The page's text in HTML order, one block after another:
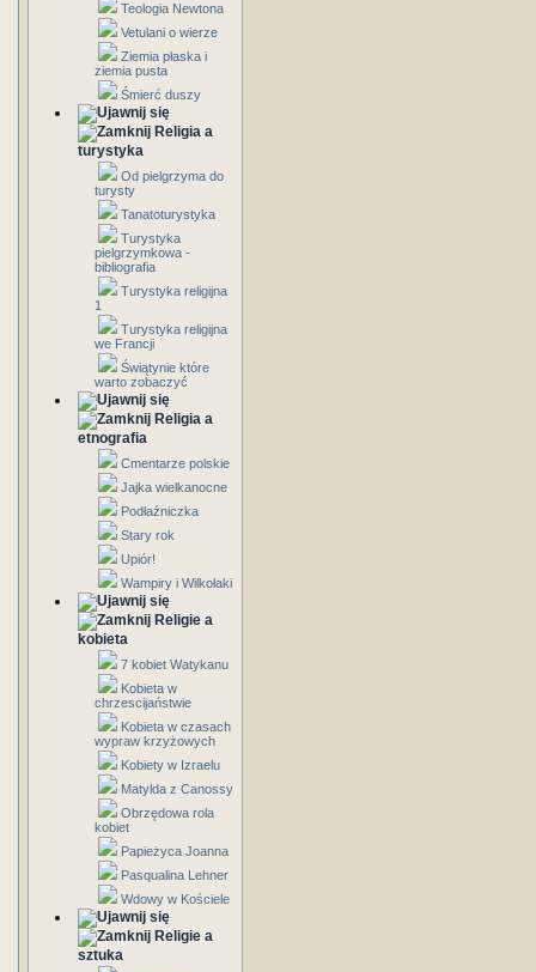
Teologia Newtona
Vetulani o wierze
Ziemia płaska i
ziemia pusta
Śmierć duszy
Religia a
turystyka
Od pielgrzyma do
turysty
Tanatoturystyka
Turystyka
pielgrzymkowa -
bibliografia
Turystyka religijna
1
Turystyka religijna
we Francji
Świątynie które
warto zobaczyć
Religia a
etnografia
Cmentarze polskie
Jajka wielkanocne
Podłaźniczka
Stary rok
Upiór!
Wampiry i Wilkołaki
Religie a
kobieta
7 kobiet Watykanu
Kobieta w
chrzescijaństwie
Kobieta w czasach
wypraw krzyżowych
Kobiety w Izraelu
Matylda z Canossy
Obrzędowa rola
kobiet
Papieżyca Joanna
Pasqualina Lehner
Wdowy w Kościele
Religie a
sztuka